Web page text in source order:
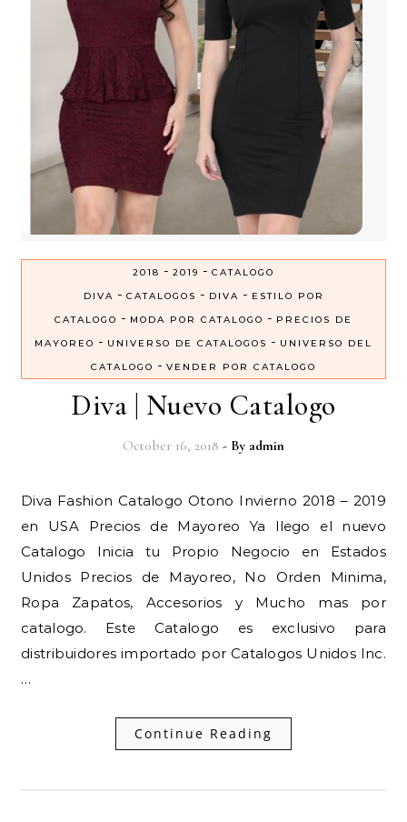
2018 - 2019 - CATALOGO
DIVA - CATALOGOS - DIVA - ESTILO POR
CATALOGO - MODA POR CATALOGO - PRECIOS DE
MAYOREO - UNIVERSO DE CATALOGOS - UNIVERSO DEL
CATALOGO - VENDER POR CATALOGO
Diva | Nuevo Catalogo
October 16, 2018 - By admin
Diva Fashion Catalogo Otono Invierno 2018 – 2019
en USA Precios de Mayoreo Ya llego el nuevo
Catalogo Inicia tu Propio Negocio en Estados
Unidos Precios de Mayoreo, No Orden Minima,
Ropa Zapatos, Accesorios y Mucho mas por
catalogo. Este Catalogo es exclusivo para
distribuidores importado por Catalogos Unidos Inc.
…
Continue Reading